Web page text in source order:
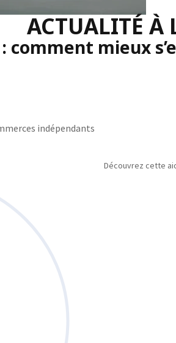
ACTUALITÉ À
comment mieux
indépendants
Découvrez cette